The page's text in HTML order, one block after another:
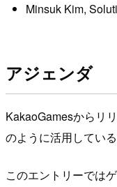
Minsuk Kim,
アジェンダ
KakaoGamesからリ
のように活用してい
このエントリーでは